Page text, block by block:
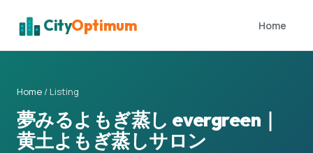
CityOptimum Home
Home / Listing
夢みるよもぎ蒸し evergreen｜
黄土よもぎ蒸しサロン